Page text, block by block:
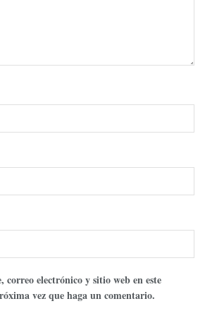
electrónico y sitio web en este
vez que haga un comentario.